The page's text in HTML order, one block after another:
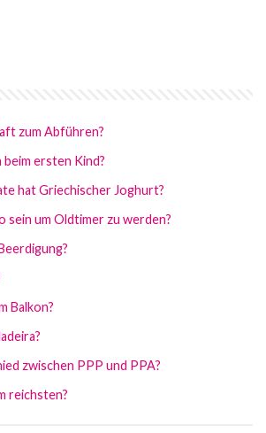
zum Abführen?
ersten Kind?
hat Griechischer Joghurt?
sein um Oldtimer zu werden?
Balkon?
zwischen PPP und PPA?
reichsten?